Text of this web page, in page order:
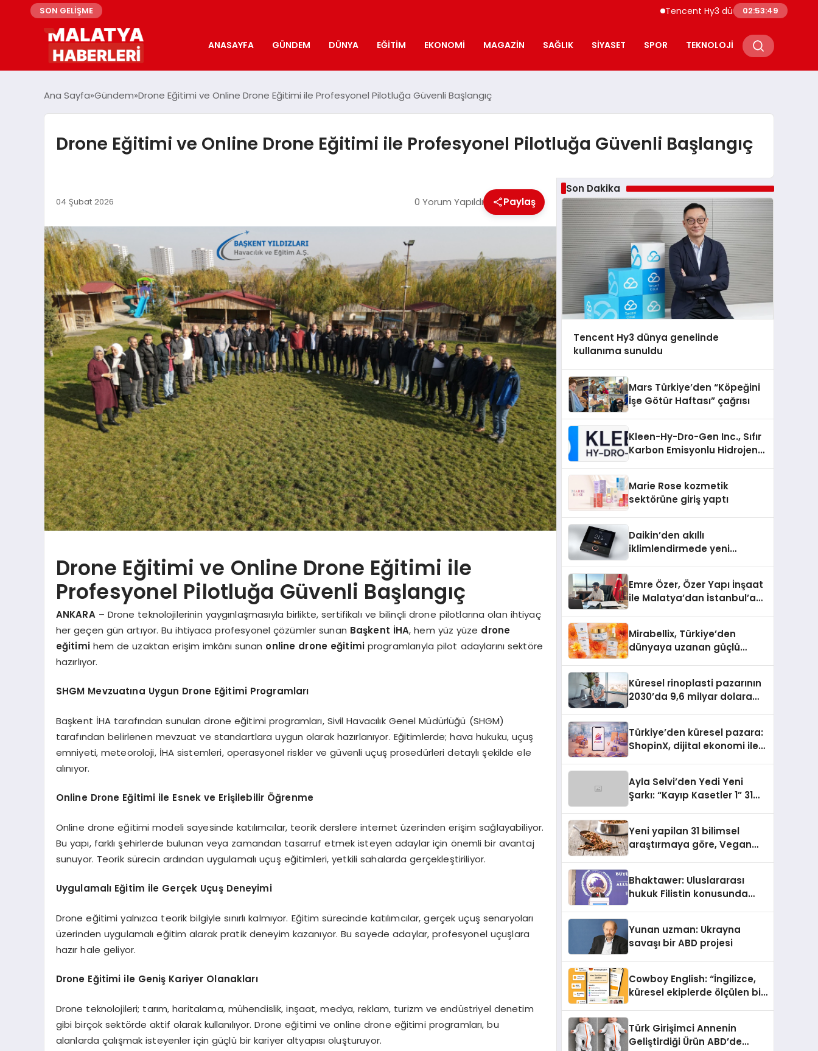
SON GELİŞME Tencent Hy3 dünya genelinde kullanıma
02:53:50
ANASAYFA GÜNDEM DÜNYA EĞITIM EKONOMI MAGAZIN SAĞLIK SIYASET SPOR TEKNOLOJI
Ana Sayfa Gündem Drone Eğitimi ve Online Drone Eğitimi ile Profesyonel Pilotluğa Güvenli Başlangıç
Drone Eğitimi ve Online Drone Eğitimi ile Profesyonel Pilotluğa Güvenli Başlangıç
04 Şubat 2026 0 Yorum Yapıldı Paylaş
Drone Eğitimi ve Online Drone Eğitimi ile
Profesyonel Pilotluğa Güvenli Başlangıç
ANKARA– Drone teknolojilerinin yaygınlaşmasıyla birlikte, sertifikalı ve bilinçli drone pilotlarına olan ihtiyaç
her geçen gün artıyor. Bu ihtiyaca profesyonel çözümler sunan Başkent İHA, hem yüz yüze drone
eğitimihem de uzaktan erişim imkânı sunan online drone eğitimiprogramlarıyla pilot adaylarını sektöre
hazırlıyor.
SHGM Mevzuatına Uygun Drone Eğitimi Programları
Başkent İHA tarafından sunulan drone eğitimi programları, Sivil Havacılık Genel Müdürlüğü (SHGM)
tarafından belirlenen mevzuat ve standartlara uygun olarak hazırlanıyor. Eğitimlerde; hava hukuku, uçuş
emniyeti, meteoroloji, İHA sistemleri, operasyonel riskler ve güvenli uçuş prosedürleri detaylı şekilde ele
alınıyor.
Online Drone Eğitimi ile Esnek ve Erişilebilir Öğrenme
Online drone eğitimi modeli sayesinde katılımcılar, teorik derslere internet üzerinden erişim sağlayabiliyor.
Bu yapı, farklı şehirlerde bulunan veya zamandan tasarruf etmek isteyen adaylar için önemli bir avantaj
sunuyor. Teorik sürecin ardından uygulamalı uçuş eğitimleri, yetkili sahalarda gerçekleştiriliyor.
Uygulamalı Eğitim ile Gerçek Uçuş Deneyimi
Drone eğitimi yalnızca teorik bilgiyle sınırlı kalmıyor. Eğitim sürecinde katılımcılar, gerçek uçuş senaryoları
üzerinden uygulamalı eğitim alarak pratik deneyim kazanıyor. Bu sayede adaylar, profesyonel uçuşlara
hazır hale geliyor.
Drone Eğitimi ile Geniş Kariyer Olanakları
Drone teknolojileri; tarım, haritalama, mühendislik, inşaat, medya, reklam, turizm ve endüstriyel denetim
gibi birçok sektörde aktif olarak kullanılıyor. Drone eğitimi ve online drone eğitimi programları, bu
alanlarda çalışmak isteyenler için güçlü bir kariyer altyapısı oluşturuyor.
Son Dakika
Tencent Hy3 dünya genelinde
kullanıma sunuldu
Mars Türkiye’den “Köpeğini
İşe Götür Haftası” çağrısı
Kleen-Hy-Dro-Gen Inc., Sıfır
Karbon Emisyonlu Hidrojen
Aldı
Marie Rose kozmetik
sektörüne giriş yaptı
Daikin’den akıllı
iklimlendirmede yeni
Emre Özer, Özer Yapı İnşaat
ile Malatya’dan İstanbul’a
Mirabellix, Türkiye’den
dünyaya uzanan güçlü
Küresel rinoplasti pazarının
2030’da 9,6 milyar dolara
Türkiye’den küresel pazara:
ShopinX, dijital ekonomi ile
Ayla Selvi’den Yedi Yeni
Şarkı: “Kayıp Kasetler 1” 31
Yeni yapilan 31 bilimsel
araştırmaya göre, Vegan
Sindirildiğini Ortaya Koydu
Bhaktawer: Uluslararası
hukuk Filistin konusunda
Yunan uzman: Ukrayna
savaşı bir ABD projesi
Cowboy English: “İngilizce,
küresel ekiplerde ölçülen bir
Türk Girişimci Annenin
Geliştirdiği Ürün ABD’de